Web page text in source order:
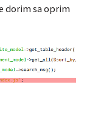
dorim sa oprim